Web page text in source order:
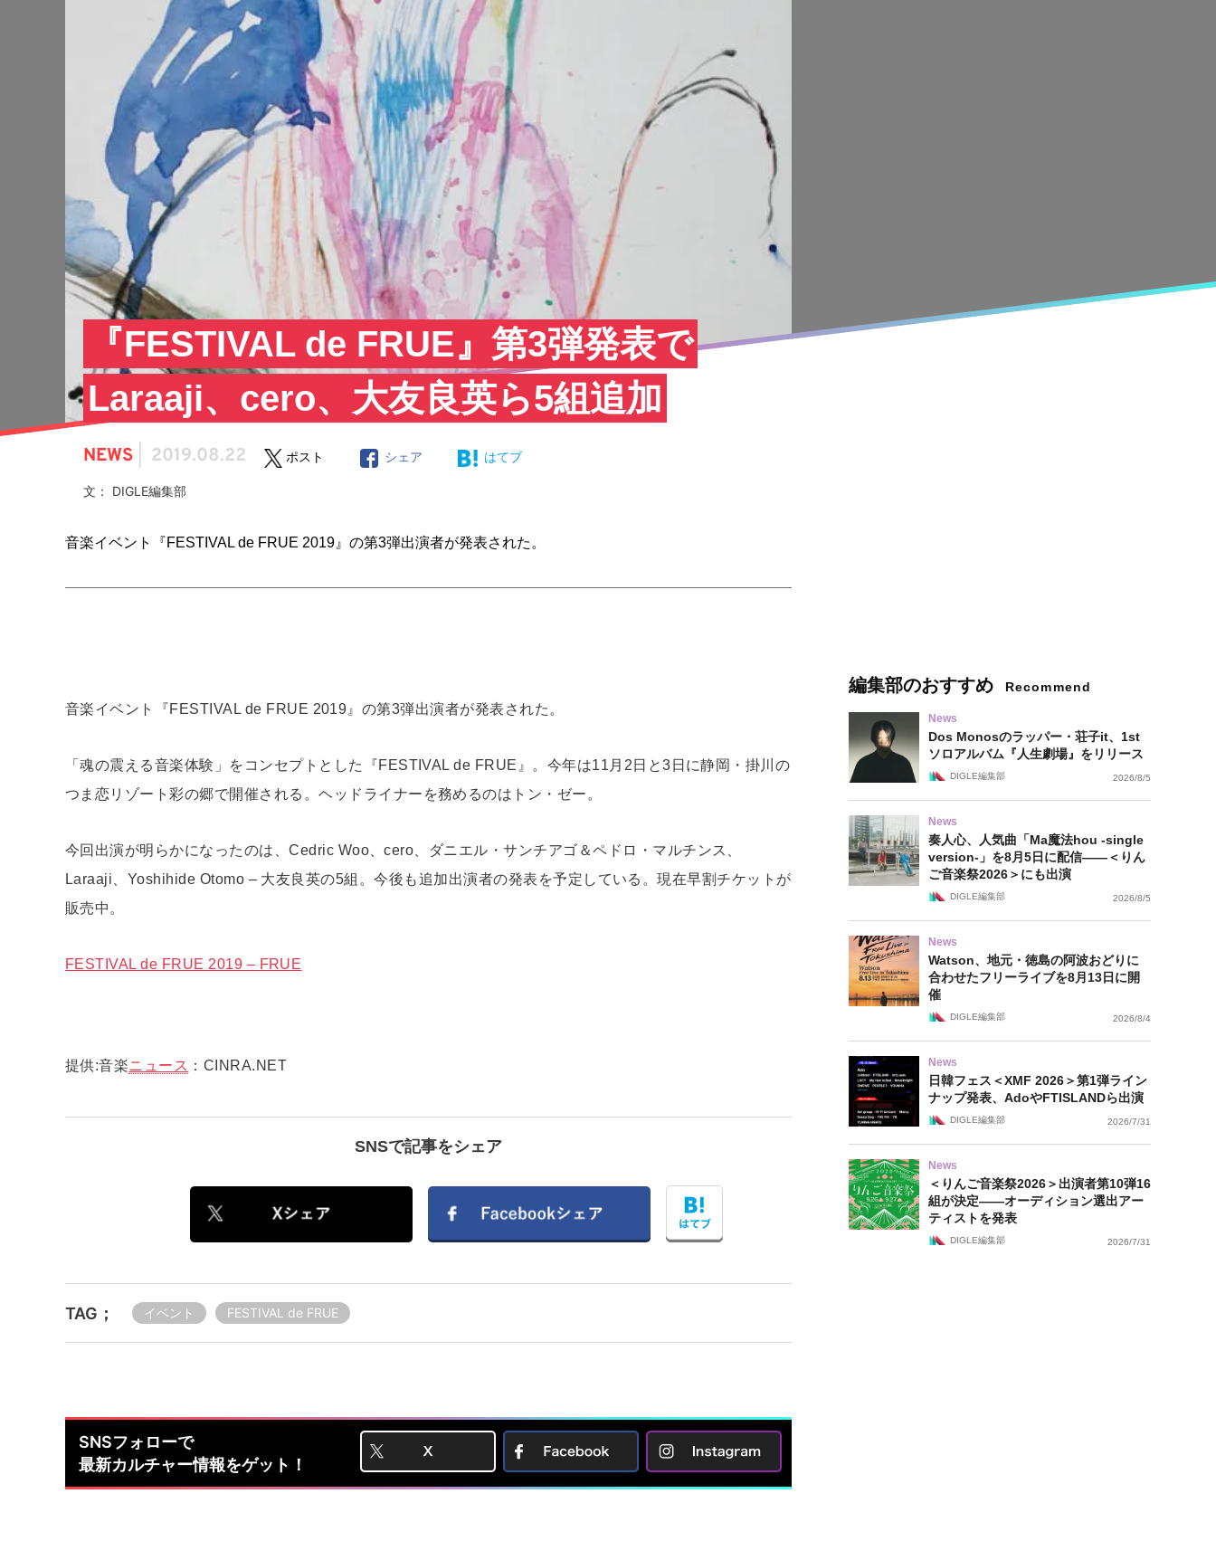
『FESTIVAL de FRUE』第3弾発表で
Laraaji、cero、大友良英ら5組追加
NEWS 2019.08.22 ポスト シェア はてブ
文： DIGLE編集部
音楽イベント『FESTIVAL de FRUE 2019』の第3弾出演者が発表された。
音楽イベント『FESTIVAL de FRUE 2019』の第3弾出演者が発表された。
「魂の震える音楽体験」をコンセプトとした『FESTIVAL de FRUE』。今年は11月2日と3日に静岡・掛川の
つま恋リゾート彩の郷で開催される。ヘッドライナーを務めるのはトン・ゼー。
今回出演が明らかになったのは、Cedric Woo、cero、ダニエル・サンチアゴ＆ペドロ・マルチンス、
Laraaji、Yoshihide Otomo – 大友良英の5組。今後も追加出演者の発表を予定している。現在早割チケットが
販売中。
FESTIVAL de FRUE 2019 – FRUE
提供:音楽ニュース ：CINRA.NET
SNSで記事をシェア
TAG； イベント FESTIVAL de FRUE
SNSフォローで
最新カルチャー情報をゲット！
編集部のおすすめ Recommend
News
Dos Monosのラッパー・荘子it、1st
ソロアルバム『人生劇場』をリリース
DIGLE編集部 2026/8/5
News
奏人心、人気曲「Ma魔法hou -single
version-」を8月5日に配信——＜りん
ご音楽祭2026＞にも出演
DIGLE編集部 2026/8/5
News
Watson、地元・徳島の阿波おどりに
合わせたフリーライブを8月13日に開
催
DIGLE編集部 2026/8/4
News
日韓フェス＜XMF 2026＞第1弾ライン
ナップ発表、AdoやFTISLANDら出演
DIGLE編集部 2026/7/31
News
＜りんご音楽祭2026＞出演者第10弾16
組が決定——オーディション選出アー
ティストを発表
DIGLE編集部 2026/7/31